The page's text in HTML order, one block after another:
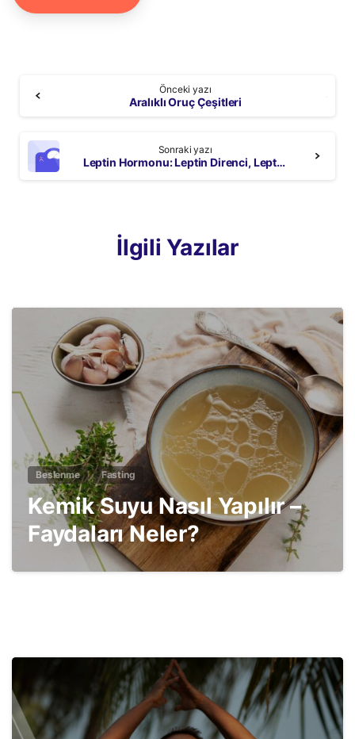
Reading
Önceki yazı
Aralıklı Oruç Çeşitleri
Sonraki yazı
Leptin Hormonu: Leptin Direnci, Leptin Diyeti ve Daha Fazlası
İlgili Yazılar
2
Beslenme Fasting
Kemik Suyu Nasıl Yapılır –
Faydaları Neler?
7